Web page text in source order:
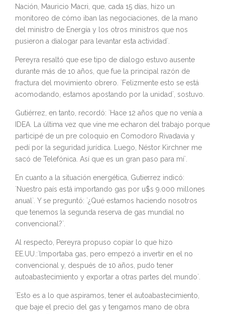
Nación, Mauricio Macri, que, cada 15 días, hizo un
monitoreo de cómo iban las negociaciones, de la mano
del ministro de Energía y los otros ministros que nos
pusieron a dialogar para levantar esta actividad`.
Pereyra resaltó que ese tipo de dialogo estuvo ausente
durante más de 10 años, que fue la principal razón de
fractura del movimiento obrero. `Felizmente esto se está
acomodando, estamos apostando por la unidad`, sostuvo.
Gutiérrez, en tanto, recordó: `Hace 12 años que no venía a
IDEA. La última vez que vine me echaron del trabajo porque
participé de un pre coloquio en Comodoro Rivadavia y
pedí por la seguridad jurídica. Luego, Néstor Kirchner me
sacó de Telefónica. Así que es un gran paso para mí`.
En cuanto a la situación energética, Gutierrez indicó:
`Nuestro país está importando gas por u$s 9.000 millones
anual`. Y se preguntó: `¿Qué estamos haciendo nosotros
que tenemos la segunda reserva de gas mundial no
convencional?`.
Al respecto, Pereyra propuso copiar lo que hizo
EE.UU.:`lmportaba gas, pero empezó a invertir en el no
convencional y, después de 10 años, pudo tener
autoabastecimiento y exportar a otras partes del mundo`.
`Esto es a lo que aspiramos, tener el autoabastecimiento,
que baje el precio del gas y tengamos mano de obra